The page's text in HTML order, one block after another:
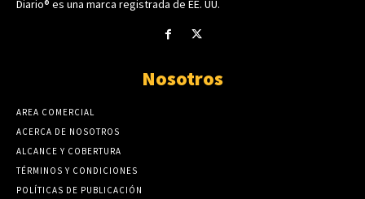
Diario® es una marca registrada de EE. UU.
Nosotros
AREA COMERCIAL
ACERCA DE NOSOTROS
ALCANCE Y COBERTURA
TÉRMINOS Y CONDICIONES
POLÍTICAS DE PUBLICACIÓN